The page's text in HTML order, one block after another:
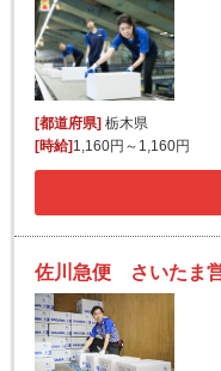
[都道府県] 栃木県
[時給] 1,160円～1,160円